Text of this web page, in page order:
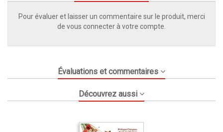
Pour évaluer et laisser un commentaire sur le produit, merci
de vous connecter à votre compte.
Évaluations et commentaires
Découvrez aussi